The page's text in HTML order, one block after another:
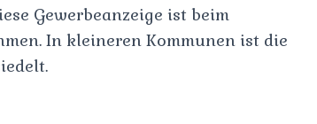
Gewerbeanzeige ist beim
In kleineren Kommunen ist die